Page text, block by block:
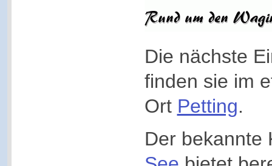
Die nächste
finden sie im
Ort Petting.
Der bekannte